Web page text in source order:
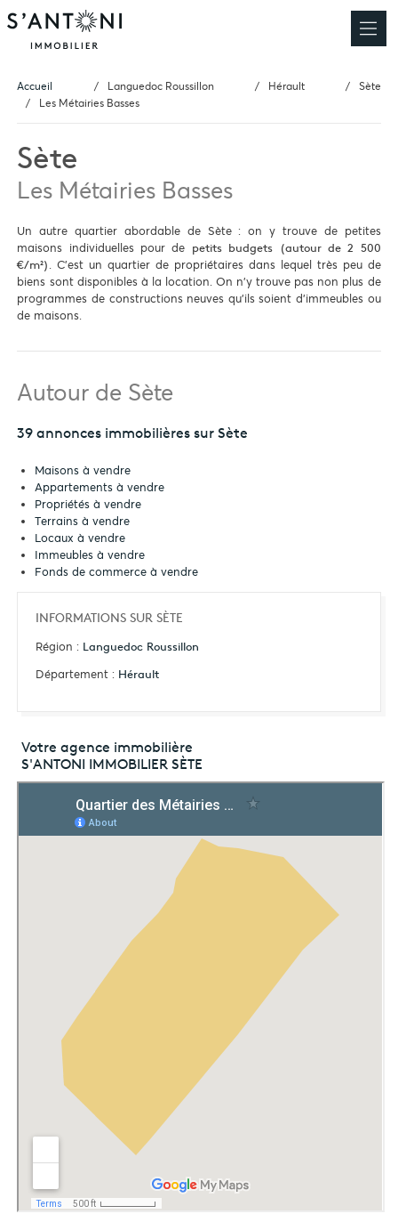
Accueil Languedoc Roussillon Hérault
Sète
Les Métairies Basses
Sète
Les Métairies Basses
Un autre quartier abordable de Sète : on y trouve de petites
maisons individuelles pour de petits budgets (autour de 2 500
€/m²) . C'est un quartier de propriétaires dans lequel très peu de
biens sont disponibles à la location. On n'y trouve pas non plus de
programmes de constructions neuves qu'ils soient d'immeubles ou
de maisons.
Autour de Sète
39 annonces immobilières sur Sète
Maisons à vendre
Appartements à vendre
Propriétés à vendre
Terrains à vendre
Locaux à vendre
Immeubles à vendre
Fonds de commerce à vendre
INFORMATIONS SUR SÈTE
Région : Languedoc Roussillon
Département : Hérault
Votre agence immobilière
S'ANTONI IMMOBILIER SÈTE